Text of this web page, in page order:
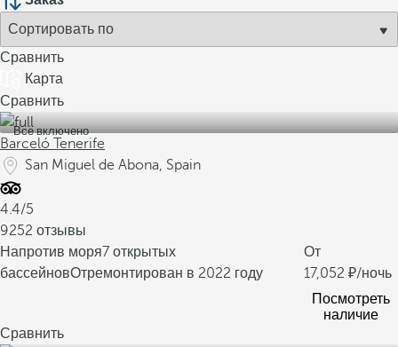
Сравнить
Карта
Сравнить
Все включено
Barceló Tenerife
San Miguel de Abona, Spain
4.4/5
9252 отзывы
Напротив моря7 открытых
бассейновОтремонтирован в 2022 году
От
17,052
/ночь
Посмотреть
наличие
Сравнить